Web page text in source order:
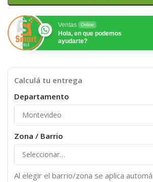
Ventas Online
Hola, en que podemos
ayudarte?
Calculá tu entrega
Departamento
Zona / Barrio
Al elegir el barrio/zona se aplica